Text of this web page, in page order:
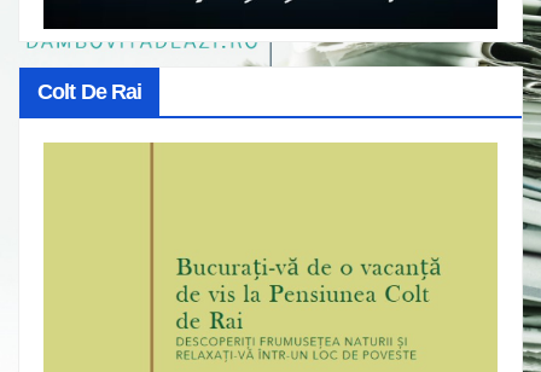
Colt De Rai